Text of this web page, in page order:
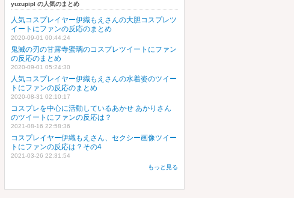
yuzupipl の人気のまとめ
人気コスプレイヤー伊織もえさんの大胆コスプレツ
イートにファンの反応のまとめ
2020-09-01 00:44:24
鬼滅の刃の甘露寺蜜璃のコスプレツイートにファン
の反応のまとめ
2020-09-01 05:24:30
人気コスプレイヤー伊織もえさんの水着姿のツイー
トにファンの反応のまとめ
2020-08-31 02:10:17
コスプレを中心に活動しているあかせ あかりさん
のツイートにファンの反応は？
2021-08-16 22:58:36
コスプレイヤー伊織もえさん、セクシー画像ツイー
トにファンの反応は？その4
2021-03-26 22:31:54
もっと見る